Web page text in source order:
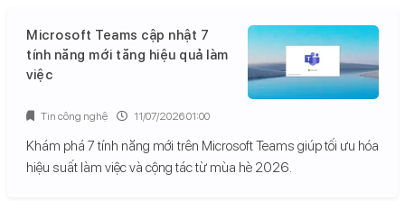
Microsoft Teams cập nhật 7
tính năng mới tăng hiệu quả làm
việc
Khám phá 7 tính năng mới trên Microsoft Teams giúp tối ưu hóa
hiệu suất làm việc và cộng tác từ mùa hè 2026.
Tin công nghệ 11/07/2026 01:00